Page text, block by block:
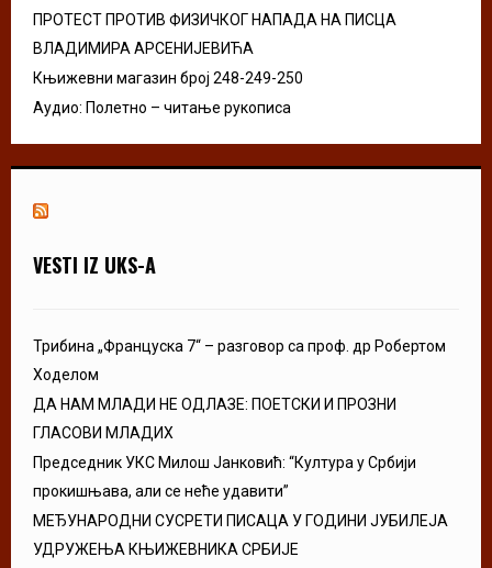
ПРОТЕСТ ПРОТИВ ФИЗИЧКОГ НАПАДА НА ПИСЦА
ВЛАДИМИРА АРСЕНИЈЕВИЋА
Књижевни магазин број 248-249-250
Аудио: Полетно – читање рукописа
VESTI IZ UKS-A
Трибина „Француска 7“ – разговор са проф. др Робертом
Ходелом
ДА НАМ МЛАДИ НЕ ОДЛАЗЕ: ПОЕТСКИ И ПРОЗНИ
ГЛАСОВИ МЛАДИХ
Председник УКС Милош Јанковић: “Култура у Србији
прокишњава, али се неће удавити”
МЕЂУНАРОДНИ СУСРЕТИ ПИСАЦА У ГОДИНИ ЈУБИЛЕЈА
УДРУЖЕЊА КЊИЖЕВНИКА СРБИЈЕ